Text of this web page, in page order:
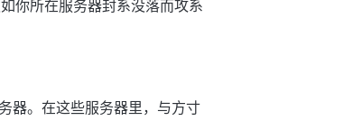
你所在服务器封系没落而攻系
器。在这些服务器里，与方寸